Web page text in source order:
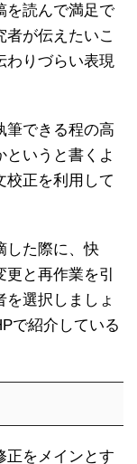
を読んで満足で
者が伝えたいこ
わりづらい表現
筆できる程の高
いうと書くよ
校正を利用して
した際に、快
と再作業を引
を選択しましょ
で紹介している
正をメインとす